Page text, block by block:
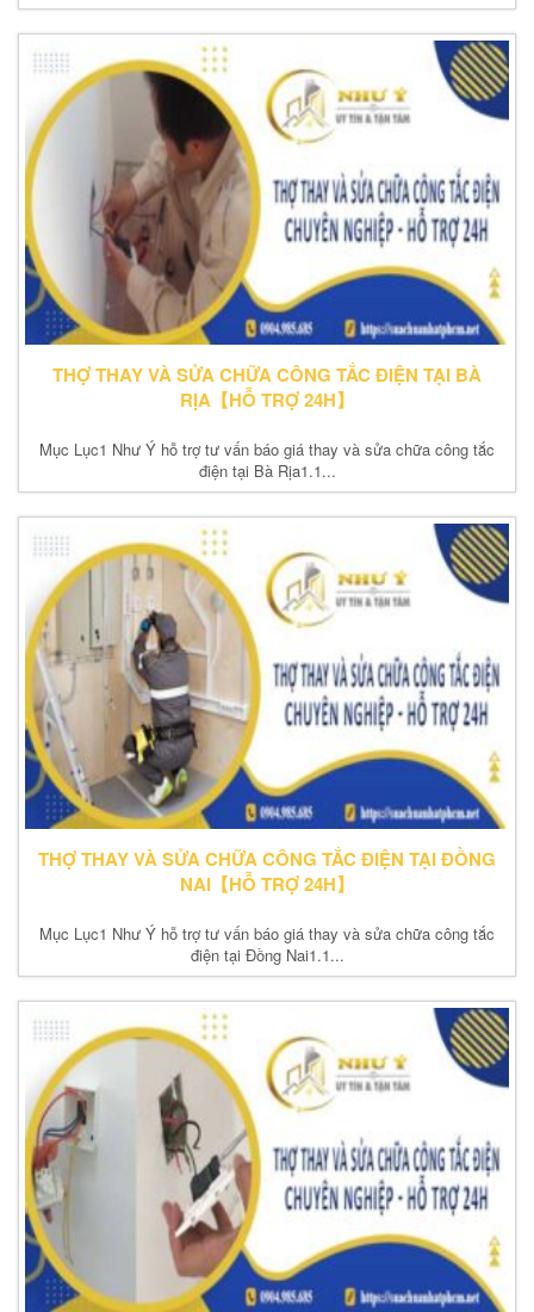
THỢ THAY VÀ SỬA CHỮA CÔNG TẮC ĐIỆN TẠI BÀ
RỊA【HỖ TRỢ 24H】
Mục Lục1 Như Ý hỗ trợ tư vấn báo giá thay và sửa chữa công tắc
điện tại Bà Rịa1.1...
THỢ THAY VÀ SỬA CHỮA CÔNG TẮC ĐIỆN TẠI ĐỒNG
NAI【HỖ TRỢ 24H】
Mục Lục1 Như Ý hỗ trợ tư vấn báo giá thay và sửa chữa công tắc
điện tại Đồng Nai1.1...